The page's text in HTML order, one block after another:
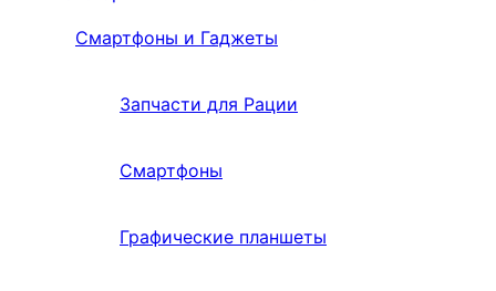
Смартфоны и Гаджеты
Запчасти для Рации
Смартфоны
Графические планшеты